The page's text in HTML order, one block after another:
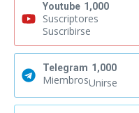
Youtube 1,000
Suscriptores
Suscribirse
Telegram 1,000
MiembrosUnirse